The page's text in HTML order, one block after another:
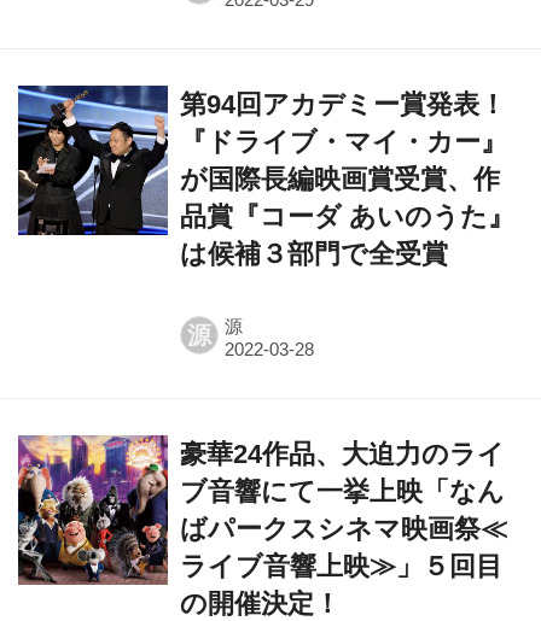
第94回アカデミー賞発表！
『ドライブ・マイ・カー』
が国際長編映画賞受賞、作
品賞『コーダ あいのうた』
は候補３部門で全受賞
源 源
豪華24作品、大迫力のライ
ブ音響にて一挙上映「なん
ばパークスシネマ映画祭≪
ライブ音響上映≫」５回目
の開催決定！